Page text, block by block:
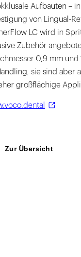
Aufbauten –
von Lingual-
LC wird in
Zubehör
0,9 mm und
sie sind aber
großflächige
Zur Übersicht